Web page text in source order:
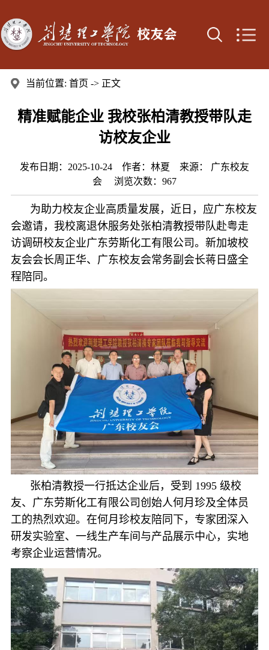
当前位置: 首页 -> 正文
精准赋能企业 我校张柏清教授带队走
访校友企业
发布日期：2025-10-24 作者：林夏 来源： 广东校友
会 浏览次数： 967
为助力校友企业高质量发展，近日，应广东校友
会邀请，我校离退休服务处张柏清教授带队赴粤走
访调研校友企业广东劳斯化工有限公司。新加坡校
友会会长周正华、广东校友会常务副会长蒋日盛全
程陪同。
张柏清教授一行抵达企业后，受到 1995 级校
友、广东劳斯化工有限公司创始人何月珍及全体员
工的热烈欢迎。在何月珍校友陪同下，专家团深入
研发实验室、一线生产车间与产品展示中心，实地
考察企业运营情况。